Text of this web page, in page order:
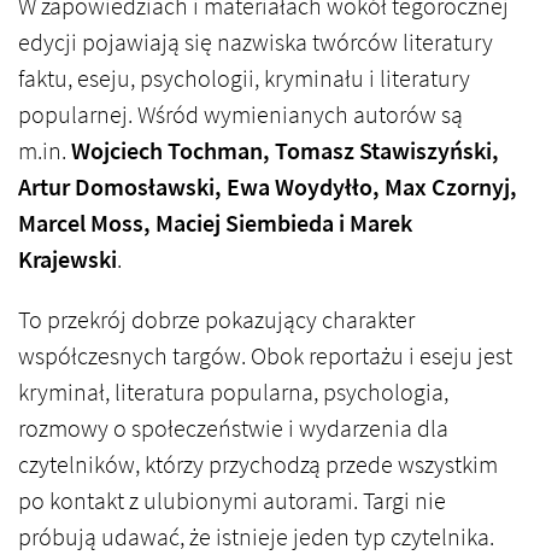
edycji pojawiają się nazwiska twórców literatury
faktu, eseju, psychologii, kryminału i literatury
popularnej. Wśród wymienianych autorów są
m.in.Wojciech Tochman, Tomasz Stawiszyński,
Artur Domosławski, Ewa Woydyłło, Max Czornyj,
Marcel Moss, Maciej Siembieda i Marek
Krajewski.
To przekrój dobrze pokazujący charakter
współczesnych targów. Obok reportażu i eseju jest
kryminał, literatura popularna, psychologia,
rozmowy o społeczeństwie i wydarzenia dla
czytelników, którzy przychodzą przede wszystkim
po kontakt z ulubionymi autorami. Targi nie
próbują udawać, że istnieje jeden typ czytelnika.